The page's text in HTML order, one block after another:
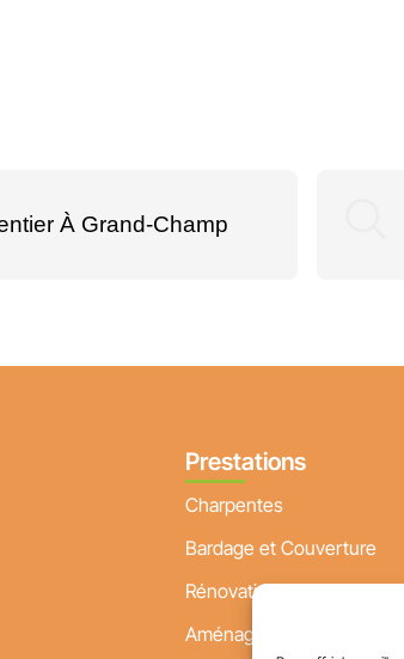
À Grand-Champ
Prestations
Charpentes
Bardage et Couverture
Rénovation planchers
Aménagement extérieur